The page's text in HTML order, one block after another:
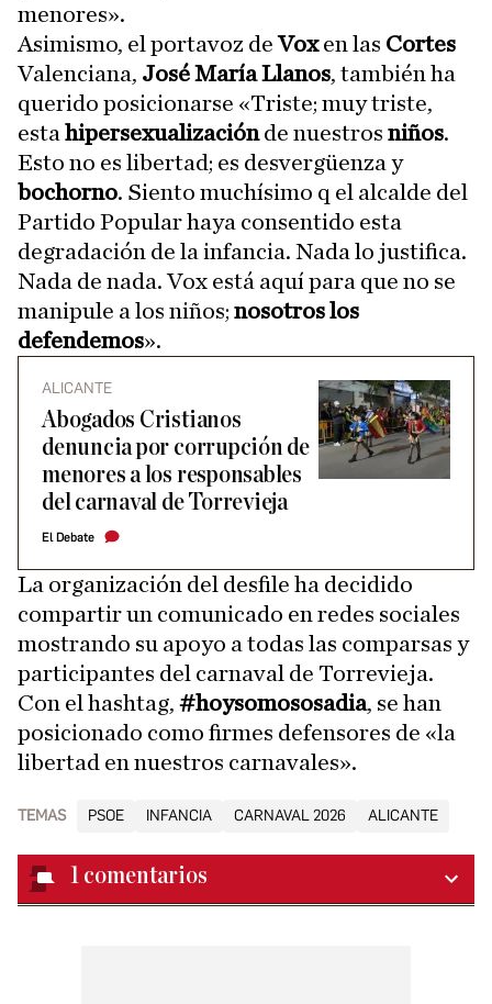
menores».
Asimismo, el portavoz deVoxen las Cortes
Valenciana, José María Llanos, también ha
querido posicionarse «Triste; muy triste,
esta hipersexualizaciónde nuestros niños.
Esto no es libertad; es desvergüenza y
bochorno. Siento muchísimo q el alcalde del
Partido Popular haya consentido esta
degradación de la infancia. Nada lo justifica.
Nada de nada. Vox está aquí para que no se
manipule a los niños; nosotros los
defendemos».
ALICANTE
Abogados Cristianos
denuncia por corrupción de
menores a los responsables
del carnaval de Torrevieja
El Debate
La organización del desfile ha decidido
compartir un comunicado en redes sociales
mostrando su apoyo a todas las comparsas y
participantes del carnaval de Torrevieja.
Con el hashtag, #hoysomososadia, se han
posicionado como firmes defensores de «la
libertad en nuestros carnavales».
TEMAS PSOE INFANCIA CARNAVAL 2026 ALICANTE
1 comentarios